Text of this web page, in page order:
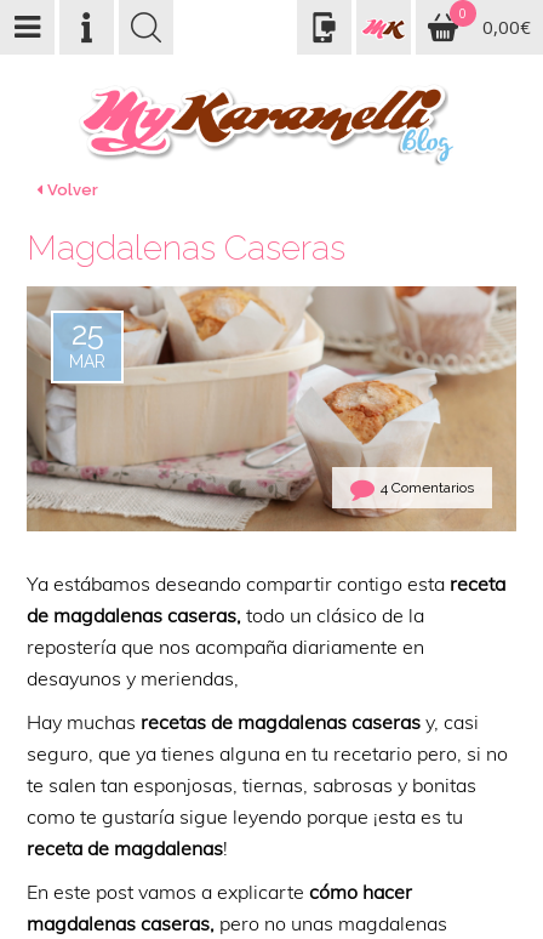
0
0,00€
Volver
Magdalenas Caseras
25
MAR
4 Comentarios
Ya estábamos deseando compartir contigo esta receta
de magdalenas caseras,todo un clásico de la
repostería que nos acompaña diariamente en
desayunos y meriendas,
Hay muchas recetas de magdalenas caserasy, casi
seguro, que ya tienes alguna en tu recetario pero, si no
te salen tan esponjosas, tiernas, sabrosas y bonitas
como te gustaría sigue leyendo porque ¡esta es tu
receta de magdalenas!
En este post vamos a explicartecómo hacer
magdalenas caseras, pero no unas magdalenas